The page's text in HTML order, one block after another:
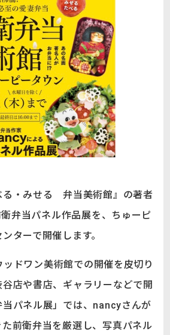
る・みせる 弁当美術館』の著者
弁当パネル作品展を、ちゅーピ
ターで開催します。
ドワン美術館での開催を皮切り
店や書店、ギャラリーなどで開
パネル展」では、nancyさんが
前衛弁当を厳選し、写真パネル